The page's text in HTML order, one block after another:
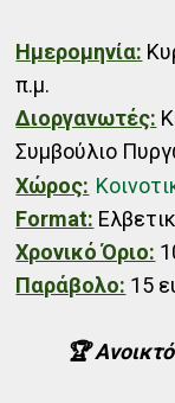
Ημερομηνία:
π.μ.
Διοργανωτές:
Συμβούλιο
Χώρος:
Format:
Χρονικό Όριο:
Παράβολο: 15
🏆